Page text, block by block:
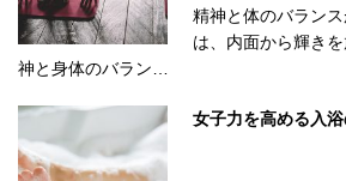
精神と体のバラン
は、内面から輝き
神と身体のバラン…
女子力を高める入